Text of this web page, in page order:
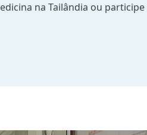
na Tailândia ou participe